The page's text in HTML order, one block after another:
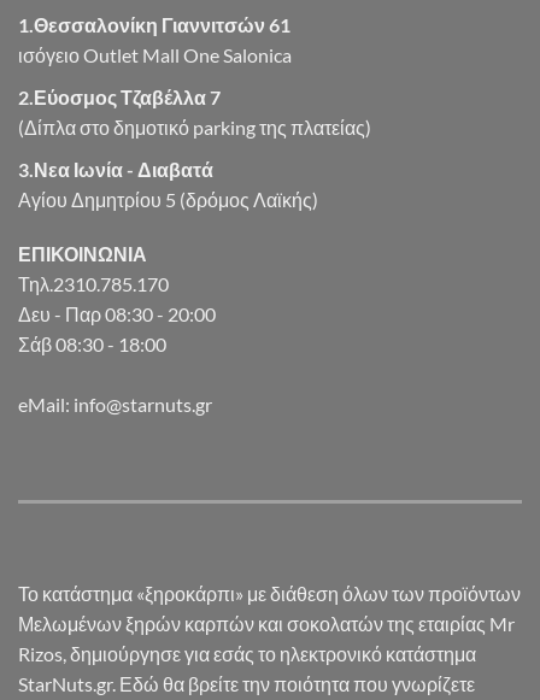
1.Θεσσαλονίκη Γιαννιτσών 61
ισόγειο Outlet Mall One Salonica
2.Εύοσμος Τζαβέλλα 7
(Δίπλα στο δημοτικό parking της πλατείας)
3.Νεα Ιωνία - Διαβατά
Αγίου Δημητρίου 5 (δρόμος Λαϊκής)
ΕΠΙΚΟΙΝΩΝΙΑ
Τηλ.2310.785.170
Δευ - Παρ 08:30 - 20:00
Σάβ 08:30 - 18:00
eMail: info@starnuts.gr
Το κατάστημα «ξηροκάρπι» με διάθεση όλων των προϊόντων
Μελωμένων ξηρών καρπών και σοκολατών της εταιρίας Mr
Rizos, δημιούργησε για εσάς το ηλεκτρονικό κατάστημα
StarNuts.gr. Εδώ θα βρείτε την ποιότητα που γνωρίζετε